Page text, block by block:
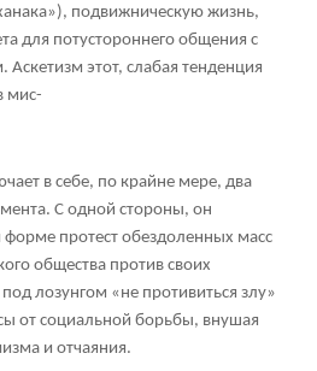
подвижническую жизнь,
для потустороннего общения с
этот, слабая тенденция
мис-
в себе, по крайне мере, два
С одной стороны, он
форме протест обездоленных масс
общества против своих
под лозунгом «не противиться злу»
от социальной борьбы, внушая
и отчаяния.